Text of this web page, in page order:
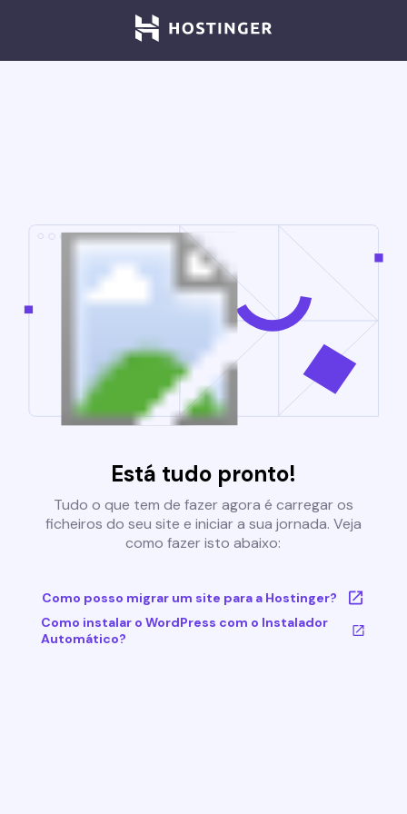
Está tudo pronto!
Tudo o que tem de fazer agora é carregar os
ficheiros do seu site e iniciar a sua jornada. Veja
como fazer isto abaixo:
Como posso migrar um site para a Hostinger?
Como instalar o WordPress com o Instalador
Automático?